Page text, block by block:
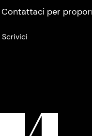
Contattaci per
Scrivici